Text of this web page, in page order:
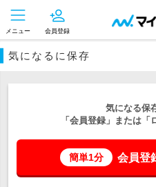
メニュー 会員登録
気になるに保存
気になる保
「会員登録」または「
簡単1分 会員登